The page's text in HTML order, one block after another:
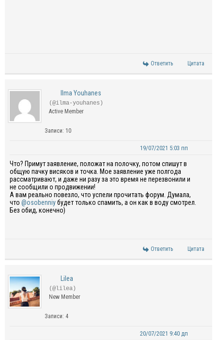
Ответить Цитата
Ilma Youhanes
(@ilma-youhanes)
Active Member
Записи: 10
19/07/2021 5:03 пп
Что? Примут заявление, положат на полочку, потом спишут в
общую пачку висяков и точка. Мое заявление уже полгода
рассматривают, и даже ни разу за это время не перезвонили и
не сообщили о продвижении!
А вам реально повезло, что успели прочитать форум. Думала,
что @osobenniyбудет только спамить, а он как в воду смотрел.
Без обид, конечно)
Ответить Цитата
Lilea
(@lilea)
New Member
Записи: 4
20/07/2021 9:40 дп